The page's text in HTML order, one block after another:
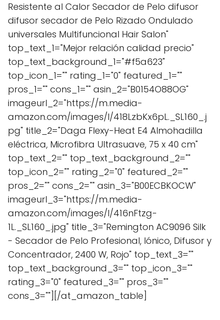
Resistente al Calor Secador de Pelo difusor
difusor secador de Pelo Rizado Ondulado
universales Multifuncional Hair Salon"
top_text_1="Mejor relación calidad precio"
top_text_background_1="#f5a623"
top_icon_1="" rating_1="0" featured_1=""
pros_1="" cons_1="" asin_2="B0154O88OG"
imageurl_2="https://m.media-
amazon.com/images/I/418LzbKx6pL._SL160_.j
pg" title_2="Daga Flexy-Heat E4 Almohadilla
eléctrica, Microfibra Ultrasuave, 75 x 40 cm"
top_text_2="" top_text_background_2=""
top_icon_2="" rating_2="0" featured_2=""
pros_2="" cons_2="" asin_3="B00ECBKOCW"
imageurl_3="https://m.media-
amazon.com/images/I/416nFtzg-
1L._SL160_.jpg" title_3="Remington AC9096 Silk
- Secador de Pelo Profesional, Iónico, Difusor y
Concentrador, 2400 W, Rojo" top_text_3=""
top_text_background_3="" top_icon_3=""
rating_3="0" featured_3="" pros_3=""
cons_3=""][/at_amazon_table]